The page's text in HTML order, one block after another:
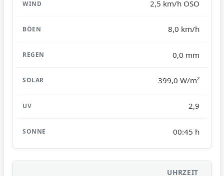
2,5 km/h OSO
8,0 km/h
0,0 mm
399,0 W/m²
2,9
00:45 h